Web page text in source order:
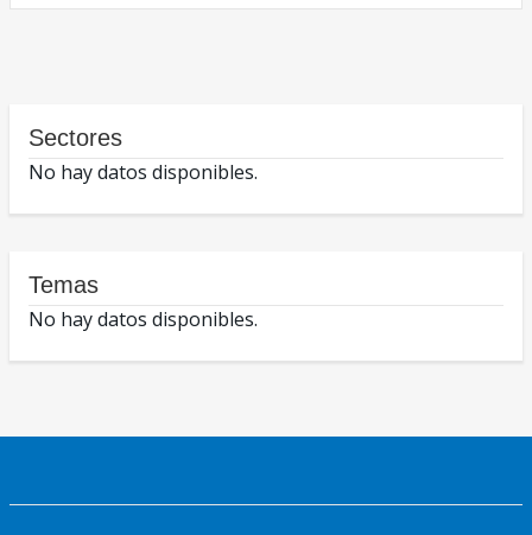
Sectores
No hay datos disponibles.
Temas
No hay datos disponibles.